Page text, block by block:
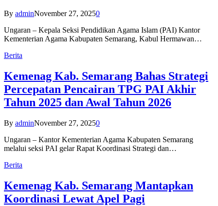
By adminNovember 27, 20250
Ungaran – Kepala Seksi Pendidikan Agama Islam (PAI) Kantor
Kementerian Agama Kabupaten Semarang, Kabul Hermawan…
Berita
Kemenag Kab. Semarang Bahas Strategi
Percepatan Pencairan TPG PAI Akhir
Tahun 2025 dan Awal Tahun 2026
By adminNovember 27, 20250
Ungaran – Kantor Kementerian Agama Kabupaten Semarang
melalui seksi PAI gelar Rapat Koordinasi Strategi dan…
Berita
Kemenag Kab. Semarang Mantapkan
Koordinasi Lewat Apel Pagi